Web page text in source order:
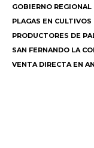
GOBIERNO REGIONAL
PLAGAS EN CULTIVOS
PRODUCTORES DE
SAN FERNANDO LA
VENTA DIRECTA EN